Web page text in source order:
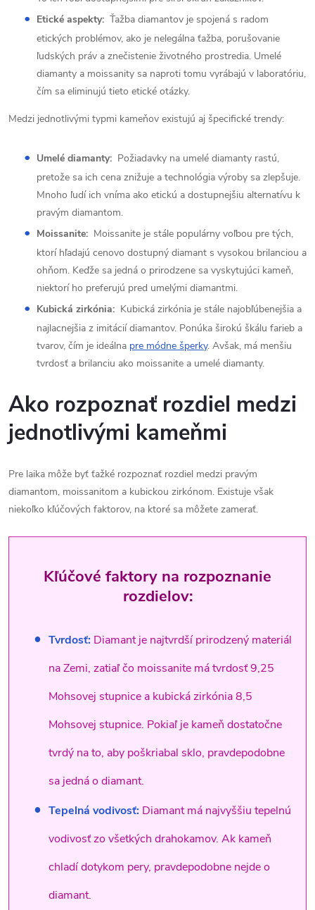
Etické aspekty: Ťažba diamantov je spojená s radom
etických problémov, ako je nelegálna ťažba, porušovanie
ľudských práv a znečistenie životného prostredia. Umelé
diamanty a moissanity sa naproti tomu vyrábajú v laboratóriu,
čím sa eliminujú tieto etické otázky.
Medzi jednotlivými typmi kameňov existujú aj špecifické trendy:
Umelé diamanty: Požiadavky na umelé diamanty rastú,
pretože sa ich cena znižuje a technológia výroby sa zlepšuje.
Mnoho ľudí ich vníma ako etickú a dostupnejšiu alternatívu k
pravým diamantom.
Moissanite: Moissanite je stále populárny voľbou pre tých,
ktorí hľadajú cenovo dostupný diamant s vysokou brilanciou a
ohňom. Keďže sa jedná o prirodzene sa vyskytujúci kameň,
niektorí ho preferujú pred umelými diamantmi.
Kubická zirkónia: Kubická zirkónia je stále najobľúbenejšia a
najlacnejšia z imitácií diamantov. Ponúka širokú škálu farieb a
tvarov, čím je ideálna pre módne šperky. Avšak, má menšiu
tvrdosť a brilanciu ako moissanite a umelé diamanty.
Ako rozpoznať rozdiel medzi
jednotlivými kameňmi
Pre laika môže byť ťažké rozpoznať rozdiel medzi pravým
diamantom, moissanitom a kubickou zirkónom. Existuje však
niekoľko kľúčových faktorov, na ktoré sa môžete zamerať.
Kľúčové faktory na rozpoznanie
rozdielov:
Tvrdosť: Diamant je najtvrdší prirodzený materiál
na Zemi, zatiaľ čo moissanite má tvrdosť 9,25
Mohsovej stupnice a kubická zirkónia 8,5
Mohsovej stupnice. Pokiaľ je kameň dostatočne
tvrdý na to, aby poškriabal sklo, pravdepodobne
sa jedná o diamant.
Tepelná vodivosť: Diamant má najvyššiu tepelnú
vodivosť zo všetkých drahokamov. Ak kameň
chladí dotykom pery, pravdepodobne nejde o
diamant.